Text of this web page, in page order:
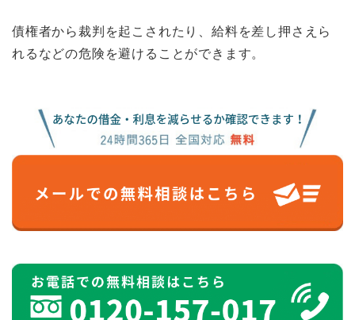
債権者から裁判を起こされたり、給料を差し押さえら
れるなどの危険を避けることができます。